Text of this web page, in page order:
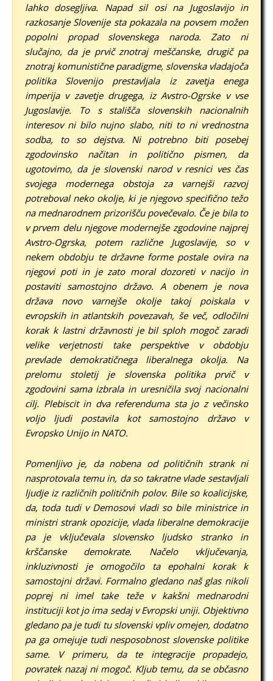
lahko dosegljiva. Napad sil osi na Jugoslavijo in
razkosanje Slovenije sta pokazala na povsem možen
popolni propad slovenskega naroda. Zato ni
slučajno, da je prvič znotraj meščanske, drugič pa
znotraj komunistične paradigme, slovenska vladajoča
politika Slovenijo prestavljala iz zavetja enega
imperija v zavetje drugega, iz Avstro-Ogrske v vse
Jugoslavije. To s stališča slovenskih nacionalnih
interesov ni bilo nujno slabo, niti to ni vrednostna
sodba, to so dejstva. Ni potrebno biti posebej
zgodovinsko načitan in politično pismen, da
ugotovimo, da je slovenski narod v resnici ves čas
svojega modernega obstoja za varnejši razvoj
potreboval neko okolje, ki je njegovo specifično težo
na mednarodnem prizorišču povečevalo. Če je bila to
v prvem delu njegove modernejše zgodovine najprej
Avstro-Ogrska, potem različne Jugoslavije, so v
nekem obdobju te državne forme postale ovira na
njegovi poti in je zato moral dozoreti v nacijo in
postaviti samostojno državo. A obenem je nova
država novo varnejše okolje takoj poiskala v
evropskih in atlantskih povezavah, še več, odločilni
korak k lastni državnosti je bil sploh mogoč zaradi
velike verjetnosti take perspektive v obdobju
prevlade demokratičnega liberalnega okolja. Na
prelomu stoletij je slovenska politika prvič v
zgodovini sama izbrala in uresničila svoj nacionalni
cilj. Plebiscit in dva referenduma sta jo z večinsko
voljo ljudi postavila kot samostojno državo v
Evropsko Unijo in NATO.
Pomenljivo je, da nobena od političnih strank ni
nasprotovala temu in, da so takratne vlade sestavljali
ljudje iz različnih političnih polov. Bile so koalicijske,
da, toda tudi v Demosovi vladi so bile ministrice in
ministri strank opozicije, vlada liberalne demokracije
pa je vključevala slovensko ljudsko stranko in
krščanske demokrate. Načelo vključevanja,
inkluzivnosti je omogočilo ta epohalni korak k
samostojni državi. Formalno gledano naš glas nikoli
poprej ni imel take teže v kakšni mednarodni
instituciji kot jo ima sedaj v Evropski uniji. Objektivno
gledano pa je tudi tu slovenski vpliv omejen, dodatno
pa ga omejuje tudi nesposobnost slovenske politike
same. V primeru, da te integracije propadejo,
povratek nazaj ni mogoč. Kljub temu, da se občasno